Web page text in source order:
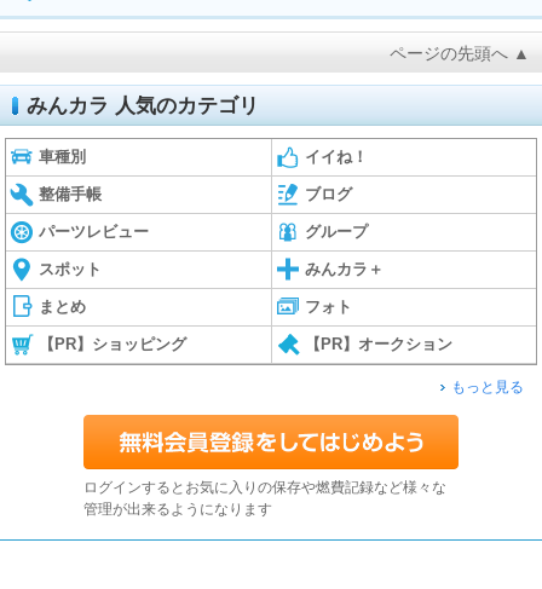
ページの先頭へ ▲
みんカラ 人気のカテゴリ
車種別 イイね！
整備手帳 ブログ
パーツレビュー グループ
スポット みんカラ＋
まとめ フォト
【PR】ショッピング 【PR】オークション
もっと見る
ログインするとお気に入りの保存や燃費記録など様々な
管理が出来るようになります